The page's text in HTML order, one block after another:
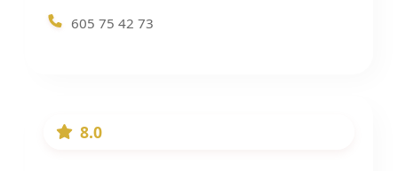
605 75 42 73
8.0